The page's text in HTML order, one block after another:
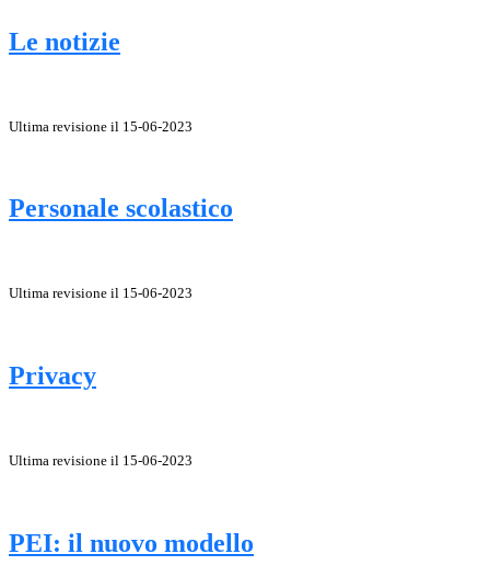
Le notizie
Ultima revisione il 15-06-2023
Personale scolastico
Ultima revisione il 15-06-2023
Privacy
Ultima revisione il 15-06-2023
PEI: il nuovo modello